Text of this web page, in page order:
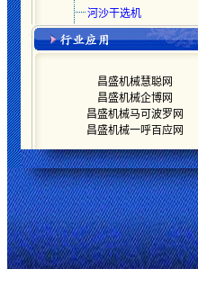
河沙干选机
昌盛机械慧聪网
昌盛机械企博网
昌盛机械马可波罗网
昌盛机械一呼百应网